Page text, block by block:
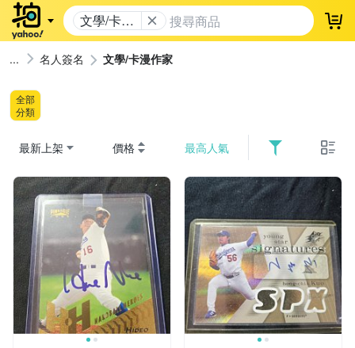
文學/卡漫
作家
登
名人簽名 文學/卡漫作家
全部
分類
最新上架 價格 最高人氣